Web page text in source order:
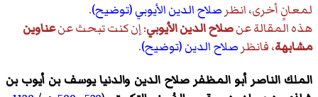
لمعانٍ أخرى، انظرصلاح الدين الأيوبي (توضيح).
هذه المقالة عنصلاح الدين الأيوبي؛ إن كنت تبحث عنعناوين
مشابهة، فانظرصلاح الدين (توضيح).
الملك الناصر أبو المظفر صلاح الدين والدنيا يوسف بن أيوب بن